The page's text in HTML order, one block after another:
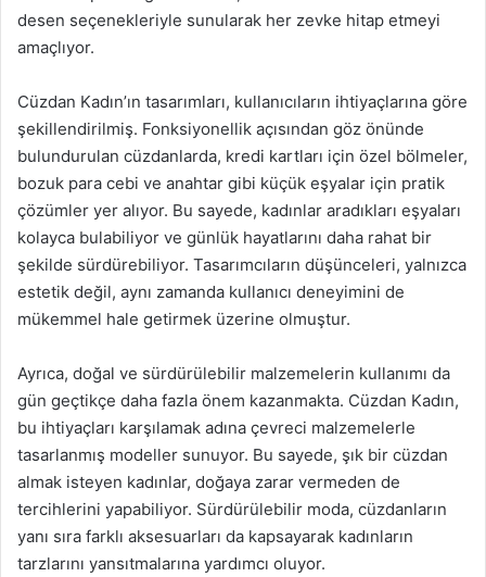
desen seçenekleriyle sunularak her zevke hitap etmeyi
amaçlıyor.
Cüzdan Kadın’ın tasarımları, kullanıcıların ihtiyaçlarına göre
şekillendirilmiş. Fonksiyonellik açısından göz önünde
bulundurulan cüzdanlarda, kredi kartları için özel bölmeler,
bozuk para cebi ve anahtar gibi küçük eşyalar için pratik
çözümler yer alıyor. Bu sayede, kadınlar aradıkları eşyaları
kolayca bulabiliyor ve günlük hayatlarını daha rahat bir
şekilde sürdürebiliyor. Tasarımcıların düşünceleri, yalnızca
estetik değil, aynı zamanda kullanıcı deneyimini de
mükemmel hale getirmek üzerine olmuştur.
Ayrıca, doğal ve sürdürülebilir malzemelerin kullanımı da
gün geçtikçe daha fazla önem kazanmakta. Cüzdan Kadın,
bu ihtiyaçları karşılamak adına çevreci malzemelerle
tasarlanmış modeller sunuyor. Bu sayede, şık bir cüzdan
almak isteyen kadınlar, doğaya zarar vermeden de
tercihlerini yapabiliyor. Sürdürülebilir moda, cüzdanların
yanı sıra farklı aksesuarları da kapsayarak kadınların
tarzlarını yansıtmalarına yardımcı oluyor.